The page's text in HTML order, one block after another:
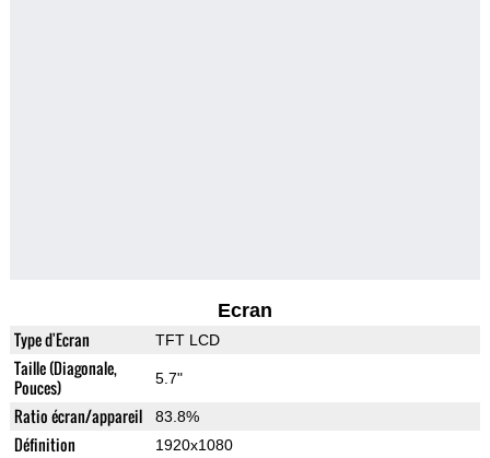
Ecran
Type d'Ecran TFT LCD
Taille (Diagonale,
Pouces)
5.7"
Ratio écran/appareil 83.8%
Définition 1920x1080